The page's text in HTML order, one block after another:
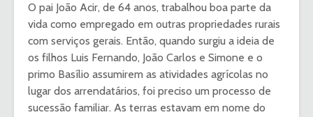
O pai João Acir, de 64 anos, trabalhou boa parte da
vida como empregado em outras propriedades rurais
com serviços gerais. Então, quando surgiu a ideia de
os filhos Luis Fernando, João Carlos e Simone e o
primo Basílio assumirem as atividades agrícolas no
lugar dos arrendatários, foi preciso um processo de
sucessão familiar. As terras estavam em nome do